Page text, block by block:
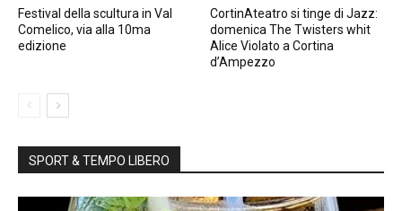
Festival della scultura in Val
Comelico, via alla 10ma
edizione
CortinAteatro si tinge di Jazz:
domenica The Twisters whit
Alice Violato a Cortina
d’Ampezzo
SPORT & TEMPO LIBERO